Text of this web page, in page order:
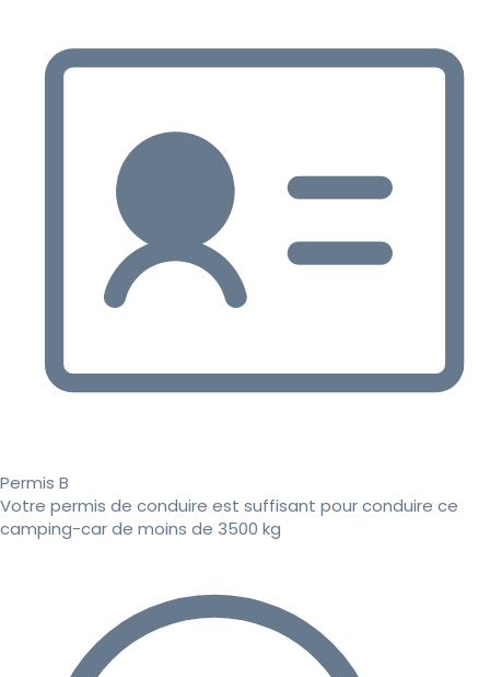
Permis B
Votre permis de conduire est suffisant pour conduire ce
camping-car de moins de 3500 kg